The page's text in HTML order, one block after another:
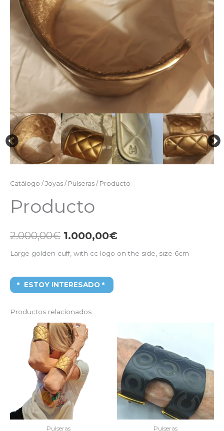
Catálogo / Joyas / Pulseras / Producto
Producto
2.000,00€ 1.000,00€
Large golden cuff, with cc logo on the side, size 6cm
ESTOY INTERESADO
Productos relacionados
Pulseras
El
precio
original
era:
2.200,00€.800,00€.
Pulseras
era:
670,00€.